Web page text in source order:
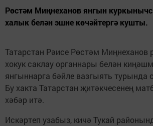
Рөстәм Миңнеханов янгын
халык белән эшне көчәйтергә кушты.
Татарстан Рәисе Рөстәм Миңнеханов
хокук саклау органнары белән
янгыннарга бәйле вазгыять турында
Бу хакта Татарстан җитәкчесенең
хәбәр итә.
Искәртеп узабыз, кичә Тукай